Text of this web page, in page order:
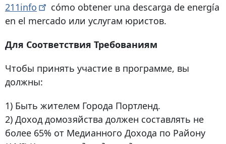
211info
cómo obtener una descarga de energía
en el mercado или услугам юристов.
Для Соответствия Требованиям
Чтобы принять участие в программе, вы
должны:
1) Быть жителем Города Портленд.
2) Доход домозяйства должен составлять не
более 65% от Медианного Дохода по Району